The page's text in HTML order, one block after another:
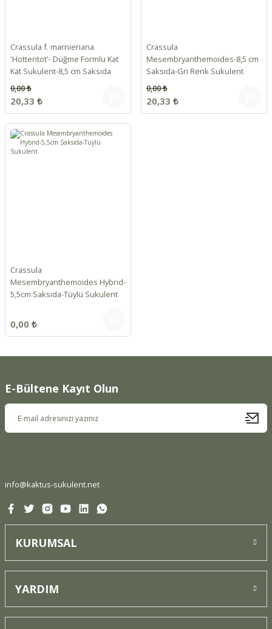
Crassula f. marnieriana
'Hottentot'- Düğme Formlu Kat
Kat Sukulent-8,5 cm Saksıda
20,33 ₺
0,00 ₺
Crassula
Mesembryanthemoides-8,5 cm
Saksıda-Gri Renk Sukulent
20,33 ₺
0,00 ₺
Crassula
Mesembryanthemoides Hybrid-
5,5cm Saksıda-Tüylü Sukulent
0,00 ₺
E-Bültene Kayıt Olun
info@kaktus-sukulent.net
KURUMSAL
YARDIM